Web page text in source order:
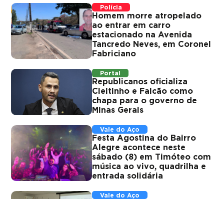
Polícia
Homem morre atropelado
ao entrar em carro
estacionado na Avenida
Tancredo Neves, em Coronel
Fabriciano
Portal
Republicanos oficializa
Cleitinho e Falcão como
chapa para o governo de
Minas Gerais
Vale do Aço
Festa Agostina do Bairro
Alegre acontece neste
sábado (8) em Timóteo com
música ao vivo, quadrilha e
entrada solidária
Vale do Aço